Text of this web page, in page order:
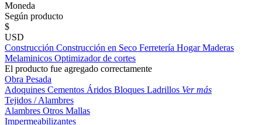
Moneda
Según producto
$
USD
Construcción Construcción en Seco Ferretería HogarMaderas
Melaminicos Optimizador de cortes
El producto fue agregado correctamente
Obra Pesada
Adoquines Cementos Áridos Bloques Ladrillos Ver más
Tejidos / Alambres
Alambres Otros Mallas
Impermeabilizantes